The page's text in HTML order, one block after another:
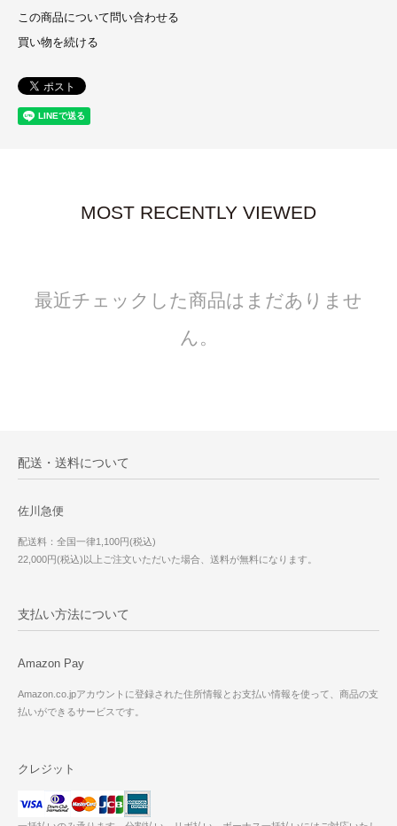
この商品について問い合わせる
買い物を続ける
MOST RECENTLY VIEWED
最近チェックした商品はまだありませ
ん。
配送・送料について
佐川急便
配送料：全国一律1,100円(税込)
22,000円(税込)以上ご注文いただいた場合、送料が無料になります。
支払い方法について
Amazon Pay
Amazon.co.jpアカウントに登録された住所情報とお支払い情報を使って、商品の支
払いができるサービスです。
クレジット